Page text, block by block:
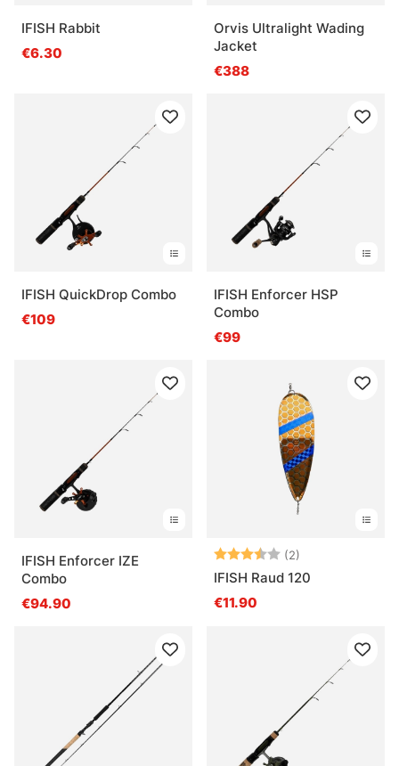
IFISH Rabbit
€6.30
Orvis Ultralight Wading
Jacket
€388
IFISH QuickDrop Combo
€109
IFISH Enforcer HSP
Combo
€99
IFISH Enforcer IZE
Combo
€94.90
Arvio: (2)
IFISH Raud 120
€11.90